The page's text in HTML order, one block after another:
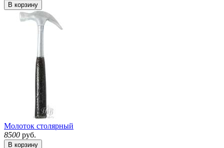
В корзину
Молоток столярный
8500 руб.
В корзину